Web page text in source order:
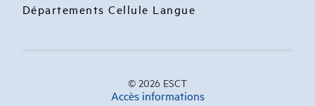
Départements Cellule Langue
© 2026 ESCT
Accès informations